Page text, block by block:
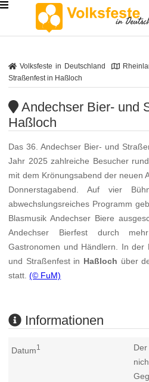
Volksfeste in Deutschland
Straßenfest in Haßloch
Andechser Bier- und
Haßloch
Das 36. Andechser Bier- und
Jahr 2025 zahlreiche Besucher
mit dem Krönungsabend der neuen
Donnerstagabend. Auf vier
abwechslungsreiches Programm
Blasmusik Andechser Biere
Andechser Bierfest durch
Gastronomen und Händlern. In der
und Straßenfest in Haßloch über
statt.(© FuM)
Informationen
Datum1